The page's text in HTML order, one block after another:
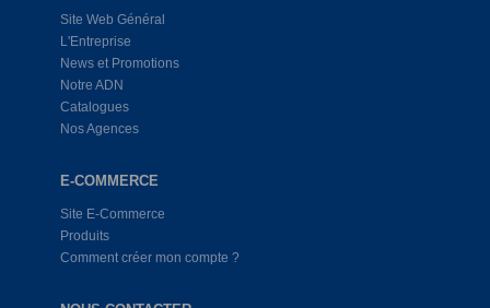
Site Web Général
L'Entreprise
News et Promotions
Notre ADN
Catalogues
Nos Agences
E-COMMERCE
Site E-Commerce
Produits
Comment créer mon compte ?